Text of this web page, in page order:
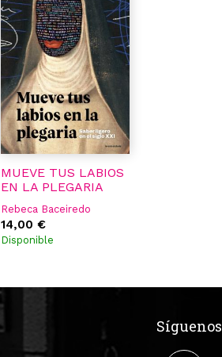
MUEVE TUS LABIOS
EN LA PLEGARIA
Rebeca Baceiredo
14,00 €
Disponible
Síguenos